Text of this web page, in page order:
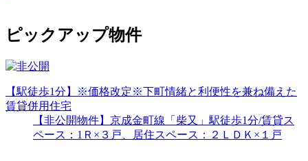
ピックアップ物件
【駅徒歩1分】※価格改定※下町情緒と利便性を兼ね備えた
賃貸併用住宅
【非公開物件】京成金町線「柴又」駅徒歩1分/賃貸ス
ペース：1Ｒ×３戸、居住スペース：２ＬＤＫ×１戸